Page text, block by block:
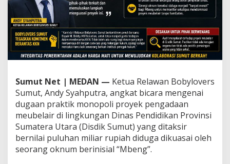
D
i
d
i
k
S
m
u
t
M
e
n
u
a
Sumut Net | MEDAN — Ketua Relawan Bobylovers
Sumut, Andy Syahputra, angkat bicara mengenai
dugaan praktik monopoli proyek pengadaan
meubelair di lingkungan Dinas Pendidikan Provinsi
Sumatera Utara (Disdik Sumut) yang ditaksir
bernilai puluhan miliar rupiah diduga dikuasai oleh
seorang oknum berinisial “Mbeng”.